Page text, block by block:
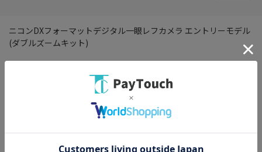
ニコンDXフォーマットデジタル一眼レフカメラ エントリーモデル
(ダブルズームキット)
液晶モニター： 3インチ
記録メディア： SD/SDHC/SDXC
動画撮影： 1920x1080(フルHD)
・付属品の確認のみを行った未使用の開封品です。※開封されて